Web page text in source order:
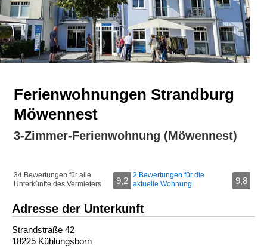
Ferienwohnungen Strandburg
Möwennest
3-Zimmer-Ferienwohnung (Möwennest)
34 Bewertungen für alle
Unterkünfte des Vermieters
9,2
2 Bewertungen für die
aktuelle Wohnung
9,8
Adresse der Unterkunft
Strandstraße 42
18225 Kühlungsborn